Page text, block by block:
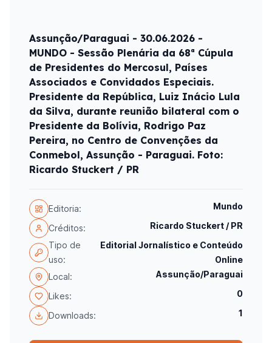
Assunção/Paraguai - 30.06.2026 -
MUNDO - Sessão Plenária da 68ª Cúpula
de Presidentes do Mercosul, Países
Associados e Convidados Especiais.
Presidente da República, Luiz Inácio Lula
da Silva, durante reunião bilateral com o
Presidente da Bolívia, Rodrigo Paz
Pereira, no Centro de Convenções da
Conmebol, Assunção - Paraguai. Foto:
Ricardo Stuckert / PR
Editoria: Mundo
Créditos:
Ricardo Stuckert / PR
Tipo de
uso:
Editorial Jornalístico e Conteúdo
Online
Local:
Assunção/Paraguai
Likes: 0
Downloads: 1